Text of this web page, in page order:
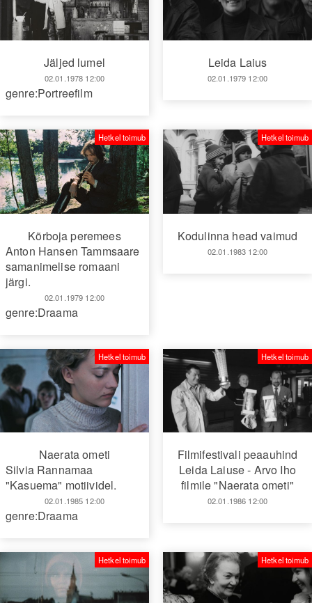
Jäljed lumel
02.01.1978 12:00
genre:Portreefilm
Leida Laius
02.01.1979 12:00
Kõrboja peremees
Anton Hansen Tammsaare
samanimelise romaani
järgi.
02.01.1979 12:00
Hetkel toimub
genre:Draama
Kodulinna head vaimud
02.01.1983 12:00
Hetkel toimub
Naerata ometi
Silvia Rannamaa
"Kasuema" motiividel.
02.01.1985 12:00
Hetkel toimub
genre:Draama
Filmifestivali peaauhind
Leida Laiuse - Arvo Iho
filmile "Naerata ometi"
02.01.1986 12:00
Hetkel toimub
Hetkel toimub Hetkel toimub